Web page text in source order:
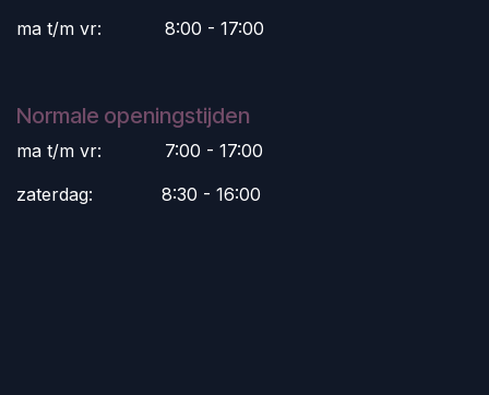
ma t/m vr:
​8:00 - 17:00
Normale openingstijden
ma t/m vr:
​7:00 - 17:00
zaterdag:
​8:30 - 16:00